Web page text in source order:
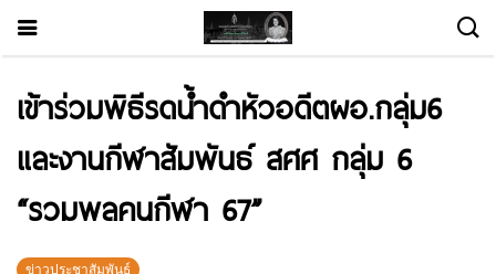
เข้าร่วมพิธีรดน้ำดำหัวอดีตผอ.กลุ่ม6
และงานกีฬาสัมพันธ์ สศศ กลุ่ม 6
“รวมพลคนกีฬา 67”
ข่าวประชาสัมพันธ์